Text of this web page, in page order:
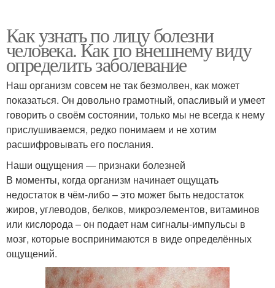
Как узнать по лицу болезни
человека. Как по внешнему виду
определить заболевание
Наш организм совсем не так безмолвен, как может
показаться. Он довольно грамотный, опасливый и умеет
говорить о своём состоянии, только мы не всегда к нему
прислушиваемся, редко понимаем и не хотим
расшифровывать его послания.
Наши ощущения — признаки болезней
В моменты, когда организм начинает ощущать
недостаток в чём-либо – это может быть недостаток
жиров, углеводов, белков, микроэлементов, витаминов
или кислорода – он подает нам сигналы-импульсы в
мозг, которые воспринимаются в виде определённых
ощущений.